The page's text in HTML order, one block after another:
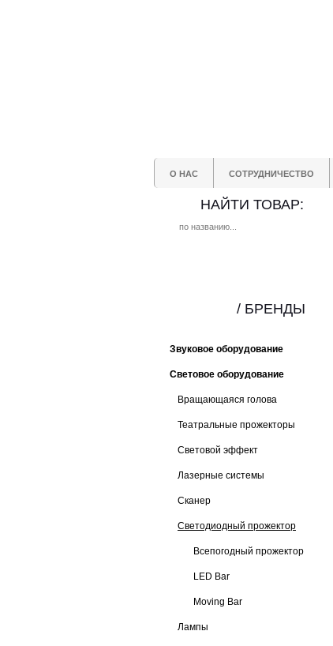
О НАС СОТРУДНИЧЕСТВО
НАЙТИ ТОВАР:
Звуковое оборудование
Световое оборудование
Вращающаяся голова
Театральные прожекторы
Световой эффект
Лазерные системы
Сканер
Светодиодный прожектор
Всепогодный прожектор
LED Bar
Moving Bar
Лампы
/ БРЕНДЫ